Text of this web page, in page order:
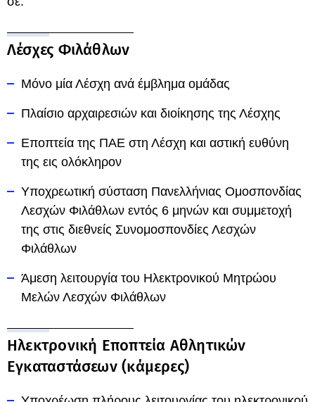
Λέσχες Φιλάθλων
Μόνο μία Λέσχη ανά έμβλημα ομάδας
Πλαίσιο αρχαιρεσιών και διοίκησης της Λέσχης
Εποπτεία της ΠΑΕ στη Λέσχη και αστική ευθύνη
της εις ολόκληρον
Υποχρεωτική σύσταση Πανελλήνιας Ομοσπονδίας
Λεσχών Φιλάθλων εντός 6 μηνών και συμμετοχή
της στις διεθνείς Συνομοσπονδίες Λεσχών
Φιλάθλων
Άμεση λειτουργία του Ηλεκτρονικού Μητρώου
Μελών Λεσχών Φιλάθλων
Ηλεκτρονική Εποπτεία Αθλητικών
Εγκαταστάσεων (κάμερες)